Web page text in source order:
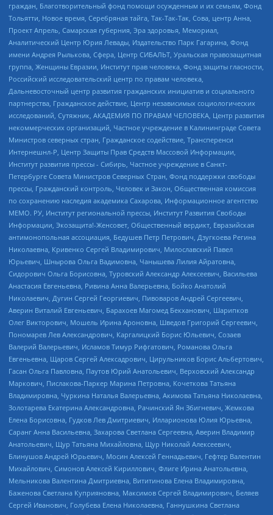
граждан, Благотворительный фонд помощи осужденным и их семьям, Фонд
Тольятти, Новое время, Серебряная тайга, Так-Так-Так, Сова, центр Анна,
Проект Апрель, Самарская губерния, Эра здоровья, Мемориал,
Аналитический Центр Юрия Левады, Издательство Парк Гагарина, Фонд
имени Андрея Рылькова, Сфера, Центр СИБАЛЬТ, Уральская правозащитная
группа, Женщины Евразии, Институт прав человека, Фонд защиты гласности,
Российский исследовательский центр по правам человека,
Дальневосточный центр развития гражданских инициатив и социального
партнерства, Гражданское действие, Центр независимых социологических
исследований, Сутяжник, АКАДЕМИЯ ПО ПРАВАМ ЧЕЛОВЕКА, Центр развития
некоммерческих организаций, Частное учреждение в Калининграде Совета
Министров северных стран, Гражданское содействие, Трансперенси
Интернешнл-Р, Центр Защиты Прав Средств Массовой Информации,
Институт развития прессы - Сибирь, Частное учреждение в Санкт-
Петербурге Совета Министров Северных Стран, Фонд поддержки свободы
прессы, Гражданский контроль, Человек и Закон, Общественная комиссия
по сохранению наследия академика Сахарова, Информационное агентство
МЕМО. РУ, Институт региональной прессы, Институт Развития Свободы
Информации, Экозащита!-Женсовет, Общественный вердикт, Евразийская
антимонопольная ассоциация, Бедушев Петр Петрович, Дзугкоева Регина
Николаевна, Кривенко Сергей Владимирович, Милославский Павел
Юрьевич, Шнырова Ольга Вадимовна, Чанышева Лилия Айратовна,
Сидорович Ольга Борисовна, Туровский Александр Алексеевич, Васильева
Анастасия Евгеньевна, Ривина Анна Валерьевна, Бойко Анатолий
Николаевич, Дугин Сергей Георгиевич, Пивоваров Андрей Сергеевич,
Аверин Виталий Евгеньевич, Барахоев Магомед Бекханович, Шарипков
Олег Викторович, Мошель Ирина Ароновна, Шведов Григорий Сергеевич,
Пономарев Лев Александрович, Каргалицкий Борис Юльевич, Созаев
Валерий Валерьевич, Исламов Тимур Рифгатович, Романова Ольга
Евгеньевна, Щаров Сергей Алексадрович, Цирульников Борис Альбертович,
Гасан Ольга Павловна, Паутов Юрий Анатольевич, Верховский Александр
Маркович, Пислакова-Паркер Марина Петровна, Кочеткова Татьяна
Владимировна, Чуркина Наталья Валерьевна, Акимова Татьяна Николаевна,
Золотарева Екатерина Александровна, Рачинский Ян Збигневич, Жемкова
Елена Борисовна, Гудков Лев Дмитриевич, Илларионова Юлия Юрьевна,
Саранг Анна Васильевна, Захарова Светлана Сергеевна, Аверин Владимир
Анатольевич, Щур Татьяна Михайловна, Щур Николай Алексеевич,
Блинушов Андрей Юрьевич, Мосин Алексей Геннадьевич, Гефтер Валентин
Михайлович, Симонов Алексей Кириллович, Флиге Ирина Анатольевна,
Мельникова Валентина Дмитриевна, Вититинова Елена Владимировна,
Баженова Светлана Куприяновна, Максимов Сергей Владимирович, Беляев
Сергей Иванович, Голубева Елена Николаевна, Ганнушкина Светлана